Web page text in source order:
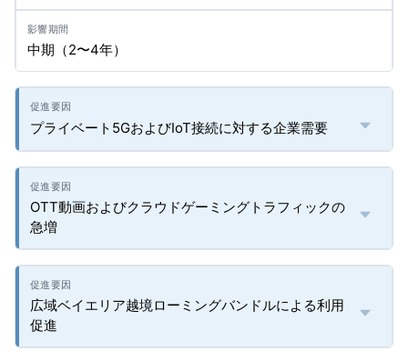
中期（2〜4年）
プライベート5GおよびIoT接続に対する企業需要
OTT動画およびクラウドゲーミングトラフィックの
急増
広域ベイエリア越境ローミングバンドルによる利用
促進